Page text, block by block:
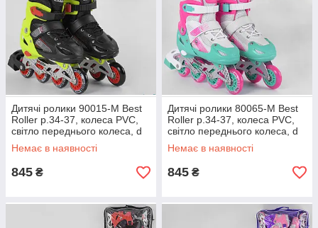
Дитячі ролики 90015-М Best
Roller р.34-37, колеса PVC,
світло переднього колеса, d
коліщатка — 7 см роликові
ковзани
Немає в наявності
845 ₴
Дитячі ролики 80065-М Best
Roller р.34-37, колеса PVC,
світло переднього колеса, d
коліщатка — 7 см роликові
ковзани
Немає в наявності
845 ₴